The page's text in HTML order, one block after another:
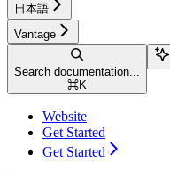
日本語
Vantage
Search documentation...
⌘K
Website
Get Started
Get Started